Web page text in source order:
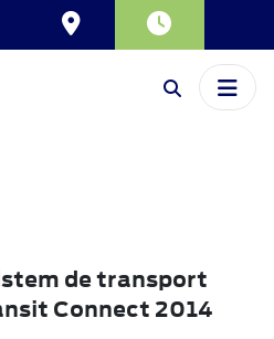
de transport
Connect 2014